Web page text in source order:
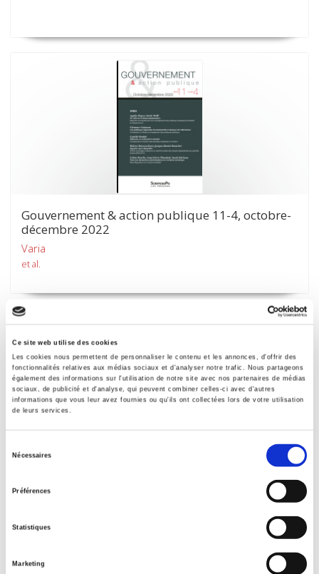
Ce site web utilise des cookies
Les cookies nous permettent de personnaliser le contenu et les annonces, d'offrir des
fonctionnalités relatives aux médias sociaux et d'analyser notre trafic. Nous partageons
également des informations sur l'utilisation de notre site avec nos partenaires de médias
sociaux, de publicité et d'analyse, qui peuvent combiner celles-ci avec d'autres
informations que vous leur avez fournies ou qu'ils ont collectées lors de votre utilisation
de leurs services.
Nécessaires
Préférences
Statistiques
Marketing
Gouvernement & action publique 11-4, octobre-
décembre 2022
Varia
et al.
La santé au centre : politiques publiques, territoires,
Camille Noûs, François-Xavier Schweyer